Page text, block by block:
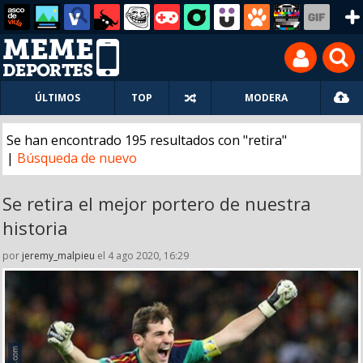
ÚLTIMOS TOP MODERA
Se han encontrado 195 resultados con "retira"
| Búsqueda de nuevo
Se retira el mejor portero de nuestra
historia
por jeremy_malpieu el 4 ago 2020, 16:29